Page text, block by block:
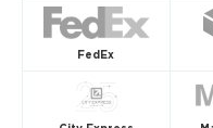
FedEx